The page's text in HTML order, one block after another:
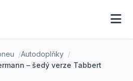
Autodoplňky
– šedý verze Tabbert